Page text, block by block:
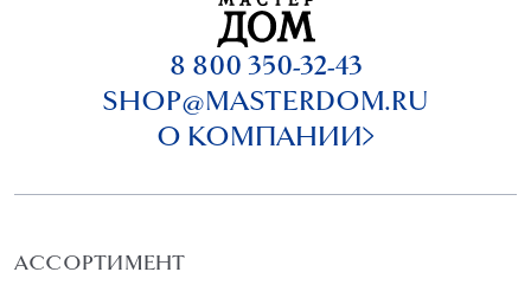
8 800 350-32-43
SHOP@MASTERDOM.RU
О КОМПАНИИ
АССОРТИМЕНТ